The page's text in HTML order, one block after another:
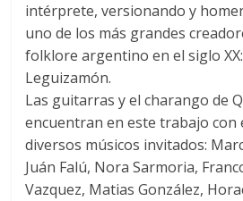
intérprete, versionando y
uno de los más grandes
folklore argentino en el siglo
Leguizamón.
Las guitarras y el charango de
encuentran en este trabajo con
diversos músicos invitados:
Juán Falú, Nora Sarmoria,
Vazquez, Matias González,